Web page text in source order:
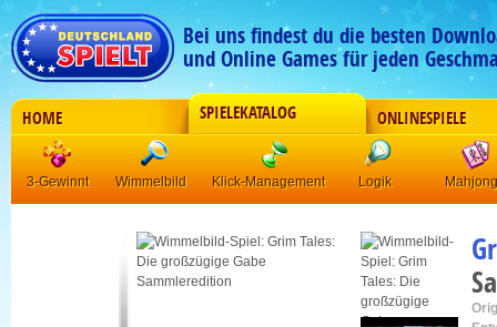
Bei uns findest du die besten
und Online Games für jeden
HOME SPIELEKATALOG ONLINESPIELE
3-Gewinnt Wimmelbild Klick-Management Logik Mahjong